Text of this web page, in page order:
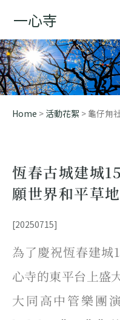
一心寺
Home > 活動花絮 > 龜仔甪
恆春古城建城
願世界和平草
[20250715]
為了慶祝恆春建城
心寺的東平台上盛
大同高中管樂團